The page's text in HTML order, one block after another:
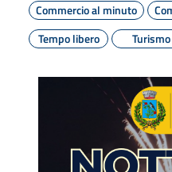
Commercio al minuto
Tempo libero
Turismo